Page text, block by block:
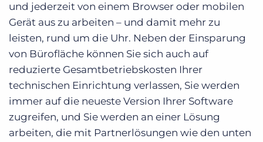
und jederzeit von einem Browser oder mobilen
Gerät aus zu arbeiten – und damit mehr zu
leisten, rund um die Uhr. Neben der Einsparung
von Bürofläche können Sie sich auch auf
reduzierte Gesamtbetriebskosten Ihrer
technischen Einrichtung verlassen, Sie werden
immer auf die neueste Version Ihrer Software
zugreifen, und Sie werden an einer Lösung
arbeiten, die mit Partnerlösungen wie den unten